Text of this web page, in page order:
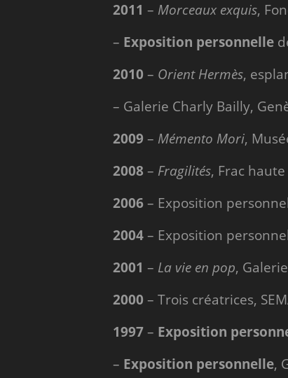
2011 – Morceaux exquis,
– Exposition personnelle
2010 – Orient Hermès,
– Galerie Charly Bailly,
2009 – Mémento Mori,
2008 – Fragilités, Frac
2006– Exposition
2004– Exposition
2001 – La vie en pop,
2000 – Trois créatrices,
1997– Exposition
– Exposition personnelle,